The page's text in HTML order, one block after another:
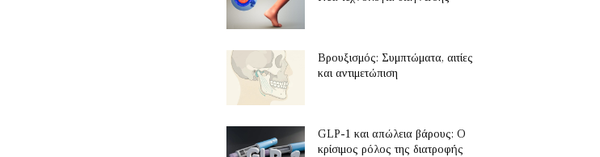
Βρουξισμός: Συμπτώματα, αιτίες
και αντιμετώπιση
GLP-1 και απώλεια βάρους: Ο
κρίσιμος ρόλος της διατροφής